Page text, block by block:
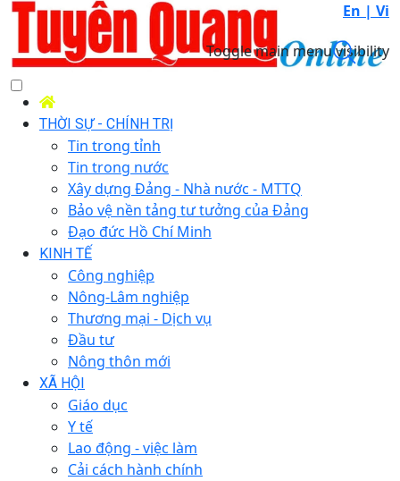
En | Vi
Toggle main menu visibility
THỜI SỰ - CHÍNH TRỊ
Tin trong tỉnh
Tin trong nước
Xây dựng Đảng - Nhà nước - MTTQ
Bảo vệ nền tảng tư tưởng của Đảng
Đạo đức Hồ Chí Minh
KINH TẾ
Công nghiệp
Nông-Lâm nghiệp
Thương mại - Dịch vụ
Đầu tư
Nông thôn mới
XÃ HỘI
Giáo dục
Y tế
Lao động - việc làm
Cải cách hành chính